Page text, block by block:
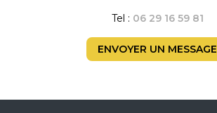
Tel : 06 29 16 59 81
ENVOYER UN MESSAGE